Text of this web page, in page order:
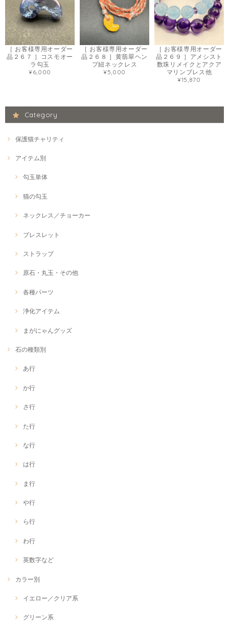
［ お客様専用オーダー
品２６７ ］コスモオー
ラ勾玉
¥6,000
［ お客様専用オーダー
品２６８ ］黄翡翠ヘン
プ紐ネックレス
¥5,000
［ お客様専用オーダー
品２６９ ］アメシスト
数珠リメイクとアクア
マリンブレス他
¥15,870
Category
保護猫チャリティ
アイテム別
勾玉単体
猫の勾玉
ネックレス／チョーカー
ブレスレット
ストラップ
原石・丸玉・その他
各種パーツ
浄化アイテム
まがにゃんグッズ
石の種類別
あ行
か行
さ行
た行
な行
は行
ま行
や行
ら行
わ行
英数字など
カラー別
イエロー／クリア系
グリーン系